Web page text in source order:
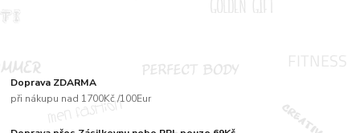
Doprava ZDARMA
při nákupu nad 1700Kč /100Eur